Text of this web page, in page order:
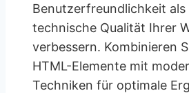
Benutzerfreundlichkeit als
technische Qualität Ihrer
verbessern. Kombinieren
HTML-Elemente mit
Techniken für optimale